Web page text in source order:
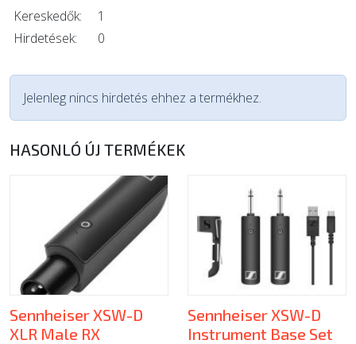
Kereskedők:
1
Hirdetések:
0
Jelenleg nincs hirdetés ehhez a termékhez.
HASONLÓ ÚJ TERMÉKEK
Sennheiser XSW-D
XLR Male RX
Sennheiser XSW-D
Instrument Base Set